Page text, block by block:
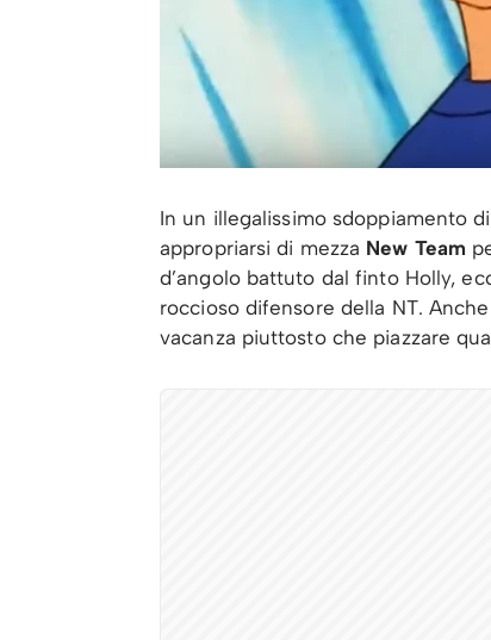
In un illegalissimo sdoppiamento
appropriarsi di mezza New Team
d’angolo battuto dal finto Holly,
roccioso difensore della NT.
vacanza piuttosto che piazzare